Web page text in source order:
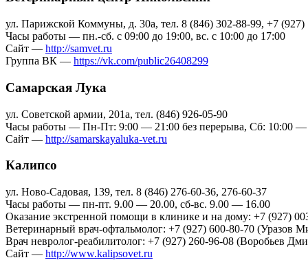
ул. Парижской Коммуны, д. 30а, тел. 8 (846) 302-88-99, +7 (927)
Часы работы — пн.-сб. с 09:00 до 19:00, вс. с 10:00 до 17:00
Сайт — http://samvet.ru
Группа ВК — https://vk.com/public26408299
Самарская Лука
ул. Советской армии, 201а, тел. (846) 926-05-90
Часы работы — Пн-Пт: 9:00 — 21:00 без перерыва, Сб: 10:00 —
Сайт — http://samarskayaluka-vet.ru
Калипсо
ул. Ново-Садовая, 139, тел. 8 (846) 276-60-36, 276-60-37
Часы работы — пн-пт. 9.00 — 20.00, сб-вс. 9.00 — 16.00
Оказание экстренной помощи в клинике и на дому: +7 (927)
Ветеринарный врач-офтальмолог: +7 (927) 600-80-70 (Уразов
Врач невролог-реабилитолог: +7 (927) 260-96-08 (Воробьев
Сайт — http://www.kalipsovet.ru